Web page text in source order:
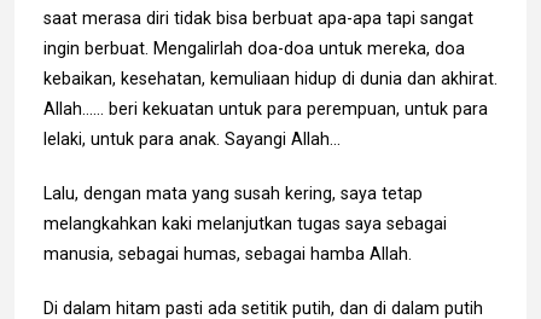
saat merasa diri tidak bisa berbuat apa-apa tapi sangat
ingin berbuat. Mengalirlah doa-doa untuk mereka, doa
kebaikan, kesehatan, kemuliaan hidup di dunia dan akhirat.
Allah…… beri kekuatan untuk para perempuan, untuk para
lelaki, untuk para anak. Sayangi Allah…
Lalu, dengan mata yang susah kering, saya tetap
melangkahkan kaki melanjutkan tugas saya sebagai
manusia, sebagai humas, sebagai hamba Allah.
Di dalam hitam pasti ada setitik putih, dan di dalam putih